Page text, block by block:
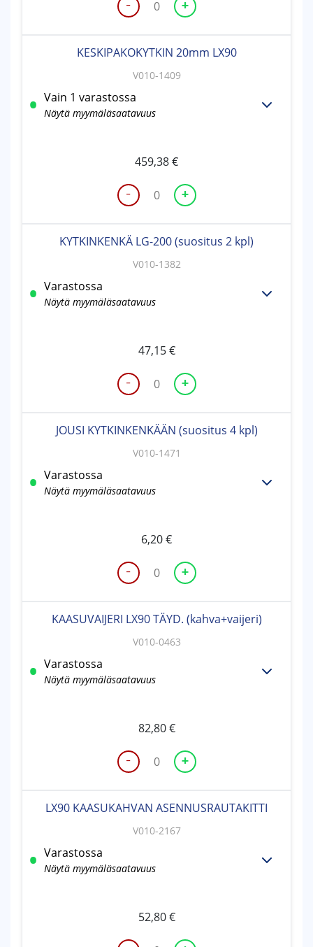
-
PAKOKAASUNOHJAIN
GX160
+
-
KESKIPAKOKYTKIN
20mm
määrä
+
KESKIPAKOKYTKIN 20mm LX90
V010-1409
Vain 1 varastossa
Näytä myymäläsaatavuus
459,38€
-
KYTKINKENKÄ
(suositus
määrä
+
KYTKINKENKÄ LG-200 (suositus 2 kpl)
V010-1382
Varastossa
Näytä myymäläsaatavuus
47,15€
-
JOUSI
KYTKINKENKÄÄN
4
+
JOUSI KYTKINKENKÄÄN (suositus 4 kpl)
V010-1471
Varastossa
Näytä myymäläsaatavuus
6,20€
-
KAASUVAIJERI
LX90
(kahva+vaijeri)
määrä
+
KAASUVAIJERI LX90 TÄYD. (kahva+vaijeri)
V010-0463
Varastossa
Näytä myymäläsaatavuus
82,80€
LX90 KAASUKAHVAN ASENNUSRAUTAKITTI
V010-2167
Varastossa
Näytä myymäläsaatavuus
52,80€